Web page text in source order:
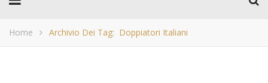
Home Archivio Dei Tag: Doppiatori Italiani